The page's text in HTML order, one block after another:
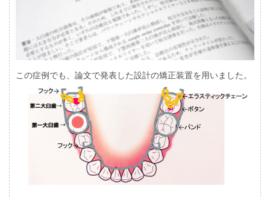
この症例でも、論文で発表した設計の矯正装置を用いました。